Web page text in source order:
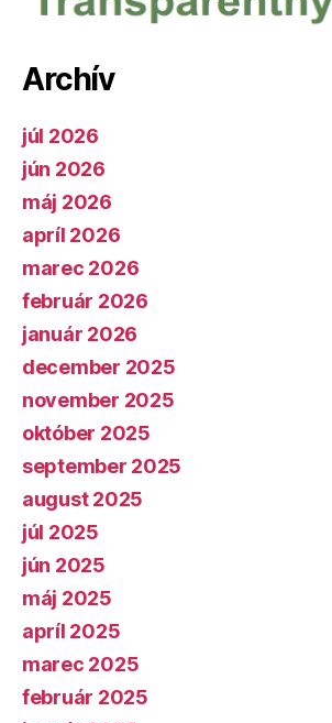
Archív
júl 2026
jún 2026
máj 2026
apríl 2026
marec 2026
február 2026
január 2026
december 2025
november 2025
október 2025
september 2025
august 2025
júl 2025
jún 2025
máj 2025
apríl 2025
marec 2025
február 2025